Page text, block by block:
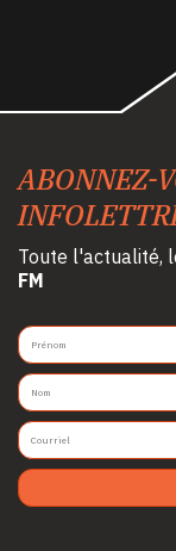
ABONNEZ-
Toute l'actualité,
FM